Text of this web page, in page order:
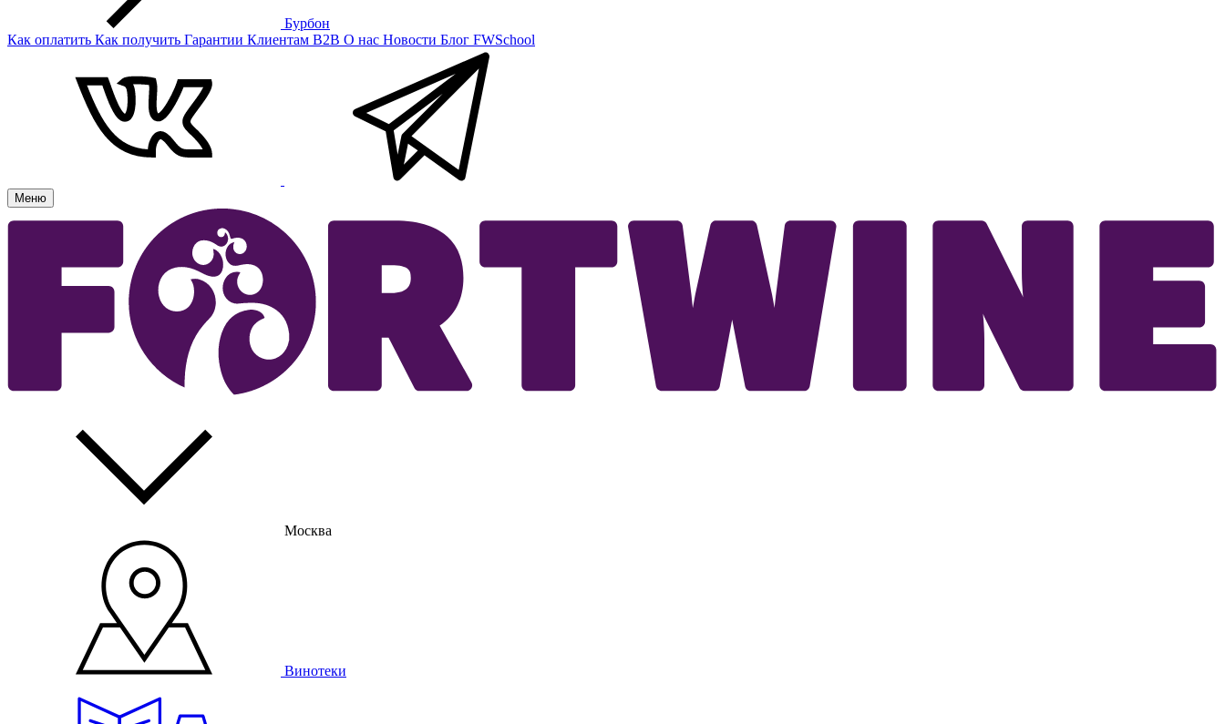
Бурбон
Как оплатить Как получить Гарантии Клиентам B2B О нас Новости Блог FWSchool
Меню
Москва
Винотеки